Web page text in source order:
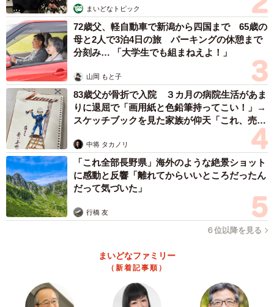
まいどなトピック
72歳父、軽自動車で新潟から四国まで 65歳の
母と2人で3泊4日の旅 パーキングの休憩まで
分刻み… 「大学生でも組まねえよ！」
山岡 もと子
83歳父が骨折で入院 ３カ月の病院生活があま
りに退屈で「画用紙と色鉛筆持ってこい！」→
スケッチブックを見た家族が仰天「これ、売れ
中将 タカノリ
「これ全部長野県」海外のような絶景ショット
に感動と反響「離れてからいいところだったん
だって気づいた」
行橋 友
６位以降を見る
まいどなファミリー
（新着記事順）